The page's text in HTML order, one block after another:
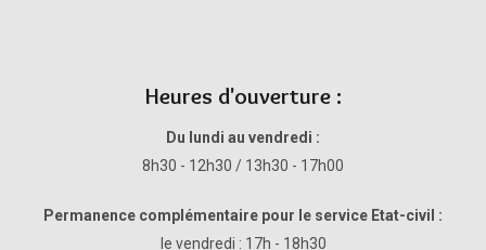
Heures d'ouverture :
Du lundi au vendredi :
8h30 - 12h30 / 13h30 - 17h00
Permanence complémentaire pour le service Etat-civil :
le vendredi : 17h - 18h30